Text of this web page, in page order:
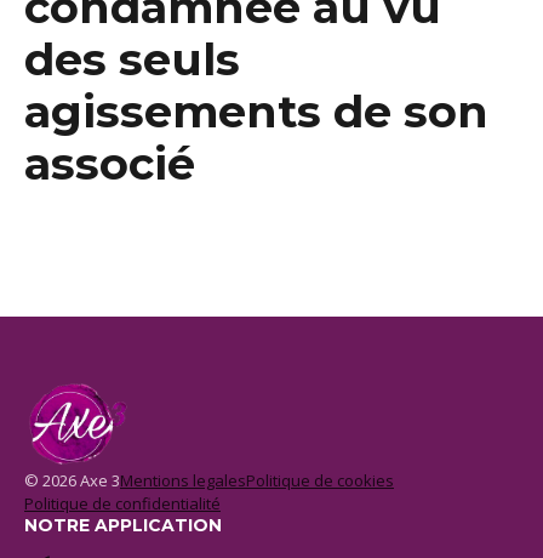
des seuls
agissements de son
associé
© 2026 Axe 3Mentions legalesPolitique de cookies
Politique de confidentialité
NOTRE APPLICATION